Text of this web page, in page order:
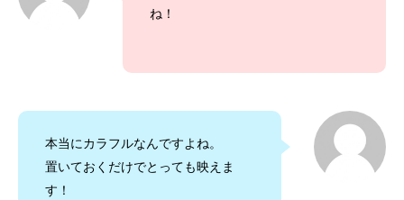
ね！
本当にカラフルなんですよね。
置いておくだけでとっても映えま
す！